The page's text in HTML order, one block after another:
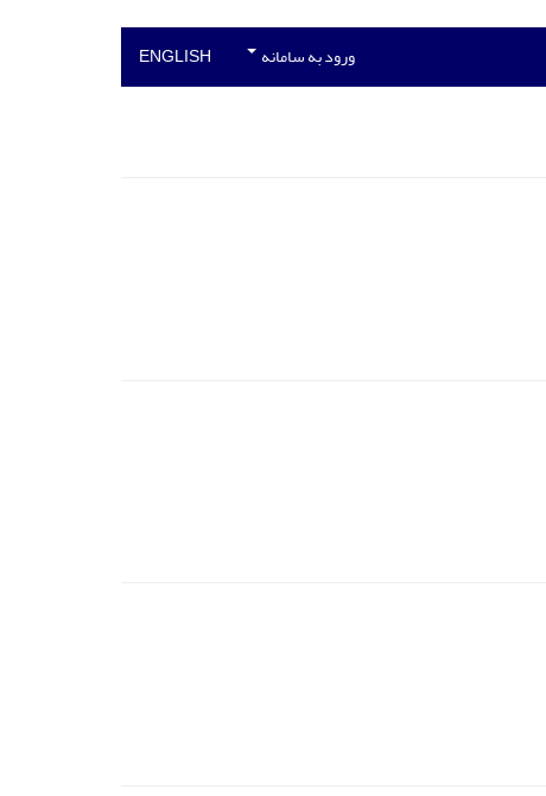
ورود به سامانه ENGLISH